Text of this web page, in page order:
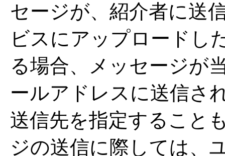
セージが、紹介者に送
ビスにアップロードし
る場合、メッセージが
ールアドレスに送信さ
送信先を指定すること
ジの送信に際しては、